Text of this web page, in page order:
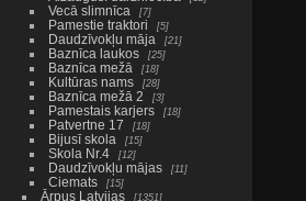
Vecā slimnīca 7
Pamestie traktori 5
Daudzīvokļu māja 21
Baznīca laukos 25
Baznīca mežā 18
Kultūras nams 28
Baznīca mežā 2 3
Pamestais karjers 18
Patvertne 17 18
Bijusī skola 15
Skola Nr.4 12
Daudzīvokļu mājas 11
Ciemats 15
Ārpus Latvijas 1351